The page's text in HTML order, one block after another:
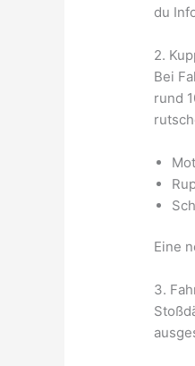
du
2.
Bei
rund
Eine
3.